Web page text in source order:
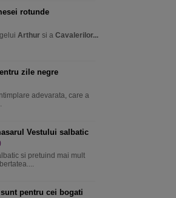
rotunde
Arthur si a Cavalerilor...
zile negre
adevarata, care a
Vestului salbatic
si pretuind mai mult
pentru cei bogati